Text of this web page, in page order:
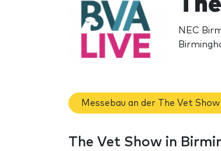
NEC
Messebau an der The Vet
The Vet Show in